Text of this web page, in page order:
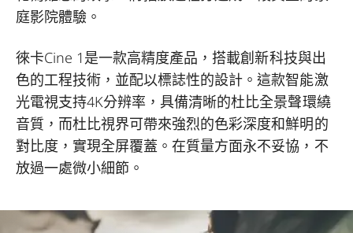
庭影院體驗。
徠卡Cine 1是一款高精度產品，搭載創新科技與出
色的工程技術，並配以標誌性的設計。這款智能激
光電視支持4K分辨率，具備清晰的杜比全景聲環繞
音質，而杜比視界可帶來強烈的色彩深度和鮮明的
對比度，實現全屏覆蓋。在質量方面永不妥協，不
放過一處微小細節。